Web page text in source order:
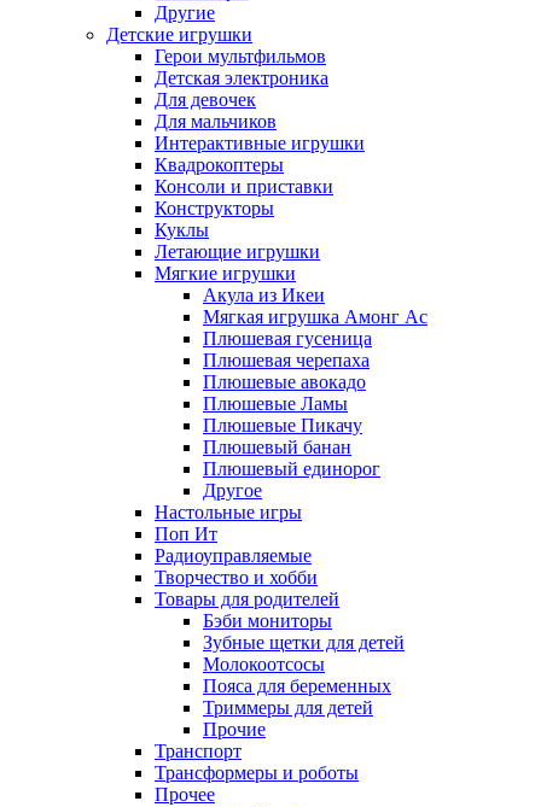
Другие
Детские игрушки
Герои мультфильмов
Детская электроника
Для девочек
Для мальчиков
Интерактивные игрушки
Квадрокоптеры
Консоли и приставки
Конструкторы
Куклы
Летающие игрушки
Мягкие игрушки
Акула из Икеи
Мягкая игрушка Амонг Ас
Плюшевая гусеница
Плюшевая черепаха
Плюшевые авокадо
Плюшевые Ламы
Плюшевые Пикачу
Плюшевый банан
Плюшевый единорог
Другое
Настольные игры
Поп Ит
Радиоуправляемые
Творчество и хобби
Товары для родителей
Бэби мониторы
Зубные щетки для детей
Молокоотсосы
Пояса для беременных
Триммеры для детей
Прочие
Транспорт
Трансформеры и роботы
Прочее